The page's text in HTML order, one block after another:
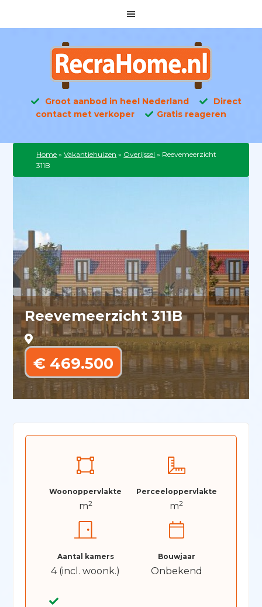
Groot aanbod in heel Nederland
Direct
contact met verkoper
Gratis reageren
Home »Vakantiehuizen » Overijssel » Reevemeerzicht
311B
Reevemeerzicht 311B
€ 469.500
Woonoppervlakte
m2
Perceeloppervlakte
m2
Aantal kamers
4 (incl. woonk.)
Bouwjaar
Onbekend